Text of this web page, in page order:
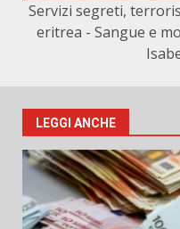
Servizi segreti,
eritrea - Sangue e
LEGGI ANCHE